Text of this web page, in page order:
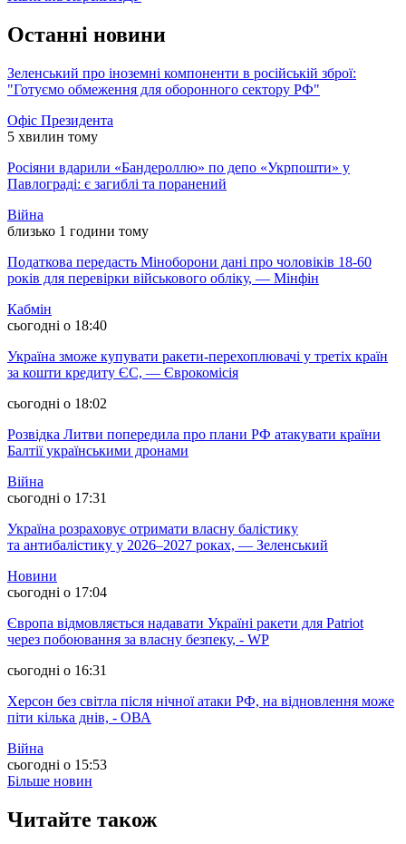
Останні новини
Зеленський про іноземні компоненти в російській зброї:
"Готуємо обмеження для оборонного сектору РФ"
Офіс Президента
5 хвилин тому
Росіяни вдарили «Бандероллю» по депо «Укрпошти» у
Павлограді: є загиблі та поранений
Війна
близько 1 години тому
Податкова передасть Міноборони дані про чоловіків 18-60
років для перевірки військового обліку, — Мінфін
Кабмін
сьогодні о 18:40
Україна зможе купувати ракети-перехоплювачі у третіх країн
за кошти кредиту ЄС, — Єврокомісія
сьогодні о 18:02
Розвідка Литви попередила про плани РФ атакувати країни
Балтії українськими дронами
Війна
сьогодні о 17:31
Україна розраховує отримати власну балістику
та антибалістику у 2026–2027 роках, — Зеленський
Новини
сьогодні о 17:04
Європа відмовляється надавати Україні ракети для Patriot
через побоювання за власну безпеку, - WP
сьогодні о 16:31
Херсон без світла після нічної атаки РФ, на відновлення може
піти кілька днів, - ОВА
Війна
сьогодні о 15:53
Більше новин
Читайте також